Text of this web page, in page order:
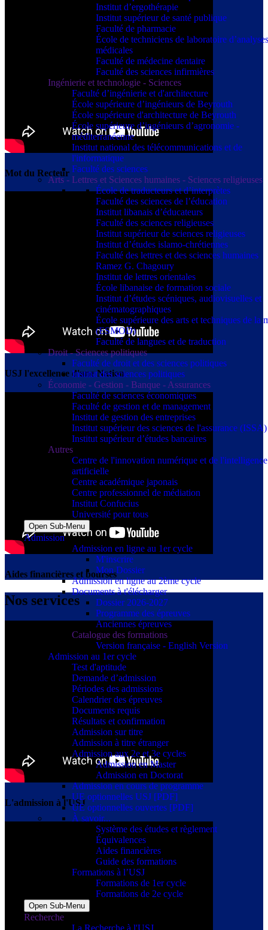
Institut d’ergothérapie
Institut supérieur de santé publique
Faculté de pharmacie
École de techniciens de laboratoire d’analyses
médicales
Faculté de médecine dentaire
Faculté des sciences infirmières
Ingénierie et technologie - Sciences
Faculté d’ingénierie et d'architecture
École supérieure d’ingénieurs de Beyrouth
École supérieure d'architecture de Beyrouth
École supérieure d’ingénieurs d’agronomie -
méditerranéenne
Institut national des télécommunications et de
l'informatique
Faculté des sciences
Arts - Lettres et Sciences humaines - Sciences religieuses
École de traducteurs et d’interprètes
Faculté des sciences de l’éducation
Institut libanais d’éducateurs
Faculté des sciences religieuses
Institut supérieur de sciences religieuses
Institut d’études islamo-chrétiennes
Faculté des lettres et des sciences humaines
Ramez G. Chagoury
Institut de lettres orientales
École libanaise de formation sociale
Institut d’études scéniques, audiovisuelles et
cinématographiques
École supérieure des arts et techniques de la
(ESMOD)
Faculté de langues et de traduction
Droit - Sciences politiques
Faculté de droit et des sciences politiques
Institut des sciences politiques
Économie - Gestion - Banque - Assurances
Faculté de sciences économiques
Faculté de gestion et de management
Institut de gestion des entreprises
Institut supérieur des sciences de l'assurance (ISSA)
Institut supérieur d’études bancaires
Autres
Centre de l'innovation numérique et de l'intelligence
artificielle
Centre académique japonais
Centre professionnel de médiation
Institut Confucius
Université pour tous
Open Sub-Menu
Admission
Admission en ligne au 1er cycle
M'inscrire
Mon Dossier
Admission en ligne au 2ème cycle
Documents à t'élécharger
Dossier 2026-2027
Programme des épreuves
Anciennes épreuves
Catalogue des formations
Version française - English Version
Admission au 1er cycle
Test d'aptitude
Demande d’admission
Périodes des admissions
Calendrier des épreuves
Documents requis
Résultats et confirmation
Admission sur titre
Admission à titre étranger
Admission aux 2e et 3e cycles
Admission en Master
Admission en Doctorat
Admission en cours de programme
UE optionnelles USJ [PDF]
UE optionnelles ouvertes [PDF]
À savoir...
Système des études et règlement
Équivalences
Aides financières
Guide des formations
Formations à l’USJ
Formations de 1er cycle
Formations de 2e cycle
Open Sub-Menu
Recherche
La Recherche à l'USJ
Mot du Recteur
USJ l'excellence d'une Nation
Aides financières et bourses
Nos services
L'admission à l'USJ